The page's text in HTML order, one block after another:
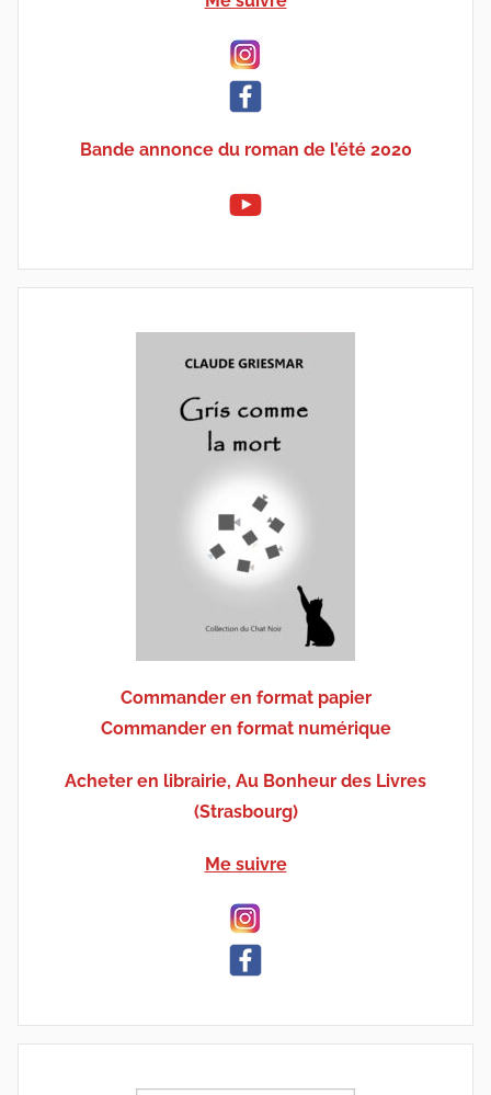
Bande annonce du roman de l’été 2020
Commander en format papier
Commander en format numérique
Acheter en librairie, Au Bonheur des Livres
(Strasbourg)
Me suivre